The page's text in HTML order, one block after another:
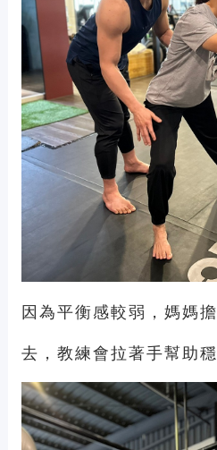
因為平衡感較弱，媽媽
去，教練會拉著手幫助穩